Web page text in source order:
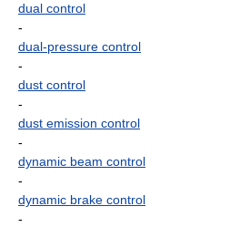
dual control
-
dual-pressure control
-
dust control
-
dust emission control
-
dynamic beam control
-
dynamic brake control
-